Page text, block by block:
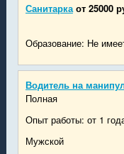
Санитарка от 25000
Образование: Не
Водитель на
Полная
Опыт работы: от 1
Мужской